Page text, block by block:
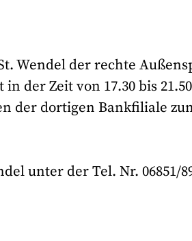
Wendel der rechte
der Zeit von 17.30 bis
der dortigen Bankfiliale
unter der Tel. Nr. 06851/